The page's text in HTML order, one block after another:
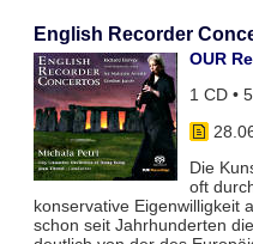
English Recorder
OUR
1 CD •
Die
oft
konservative Eigenwilligkeit
schon seit Jahrhunderten